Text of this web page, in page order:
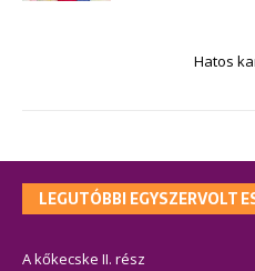
Hatos
LEGUTÓBBI EGYSZERVOLT
A kőkecske II. rész